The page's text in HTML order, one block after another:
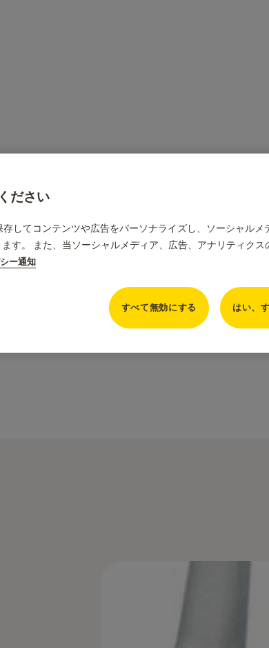
ださい
してコンテンツや広告をパーソナライズし、ソーシャル
す。 また、当ソーシャルメディア、広告、アナリティク
ー通知
すべて無効にする はい、